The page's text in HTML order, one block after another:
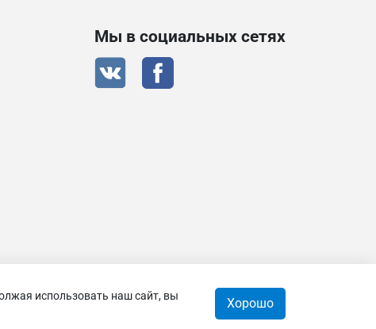
Мы в социальных сетях
© 2026
использовать наш сайт, вы
Хорошо